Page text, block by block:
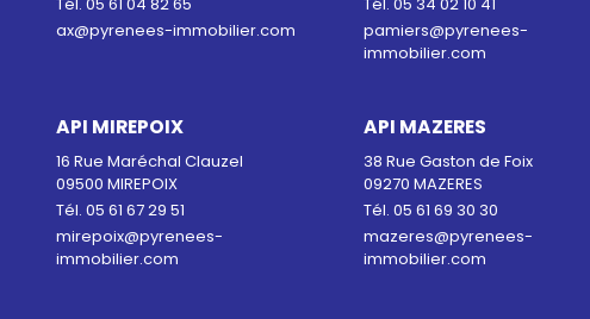
ax@pyrenees-immobilier.com
pamiers@pyrenees-
immobilier.com
API MIREPOIX
16 Rue Maréchal Clauzel
09500 MIREPOIX
Tél. 05 61 67 29 51
mirepoix@pyrenees-
immobilier.com
API MAZERES
38 Rue Gaston de Foix
09270 MAZERES
Tél. 05 61 69 30 30
mazeres@pyrenees-
immobilier.com